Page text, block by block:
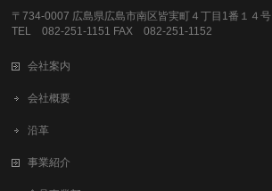
〒734-0007 広島県広島市南区皆実町４丁目1番１４号
TEL 082-251-1151 FAX 082-251-1152
会社案内
会社概要
沿革
事業紹介